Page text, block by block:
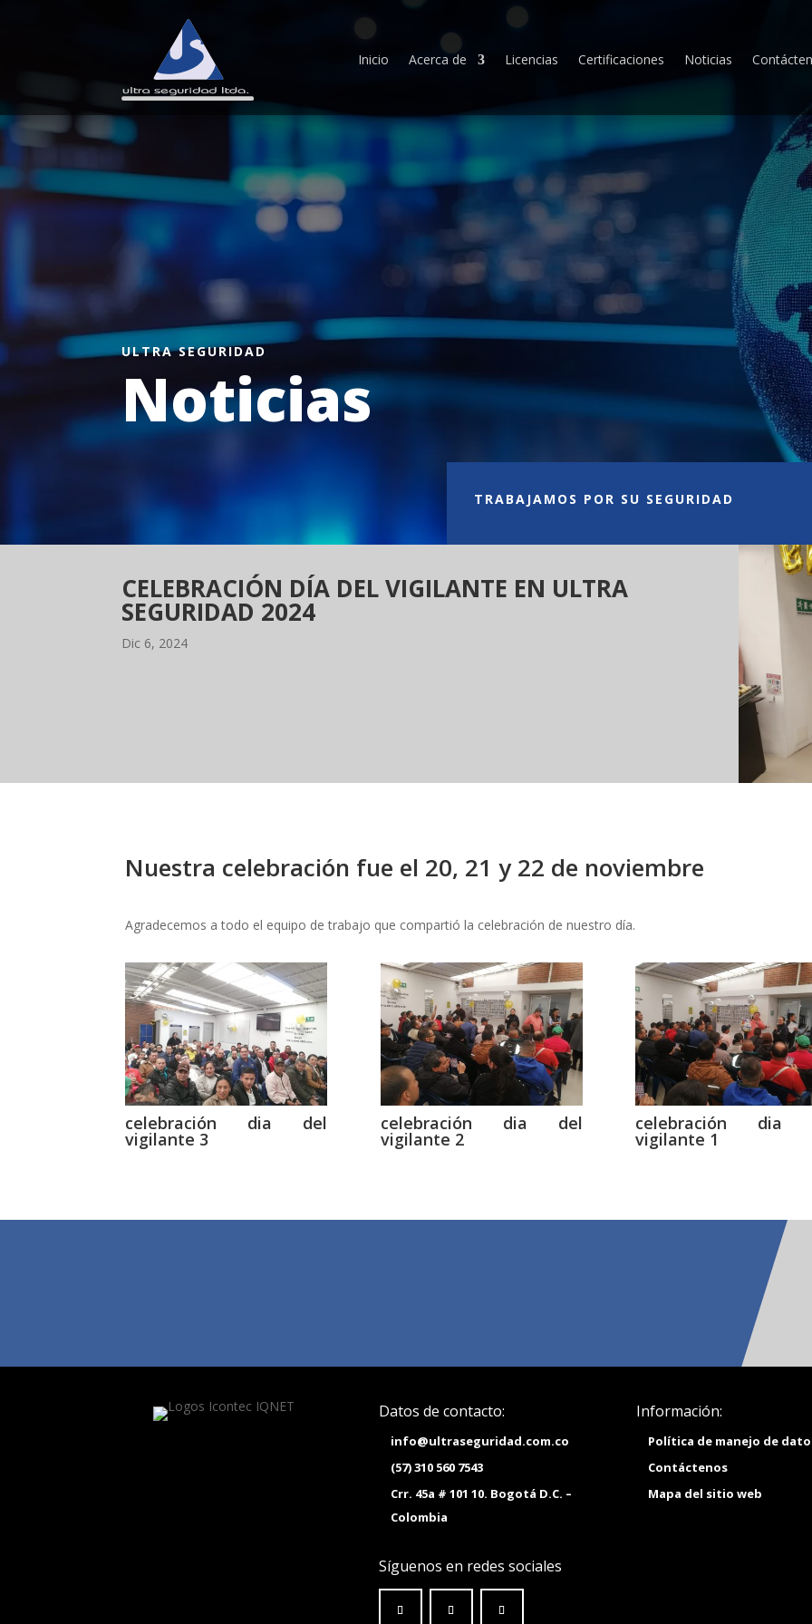
Inicio Acerca de Licencias Certificaciones Noticias
ULTRA SEGURIDAD
Noticias
TRABAJAMOS POR SU SEGURIDAD
CELEBRACIÓN DÍA DEL VIGILANTE EN ULTRA
SEGURIDAD 2024
Dic 6, 2024
Nuestra celebración fue el 20, 21 y 22 de noviembre
Agradecemos a todo el equipo de trabajo que compartió la celebración de nuestro día.
celebración dia del
vigilante 3
celebración dia del
vigilante 2
celebración dia
vigilante 1
Datos de contacto:
info@ultraseguridad.com.co
(57) 310 560 7543
Crr. 45a # 101 10. Bogotá D.C. –
Colombia
Síguenos en redes sociales
Información:
Política de manejo de
Contáctenos
Mapa del sitio web